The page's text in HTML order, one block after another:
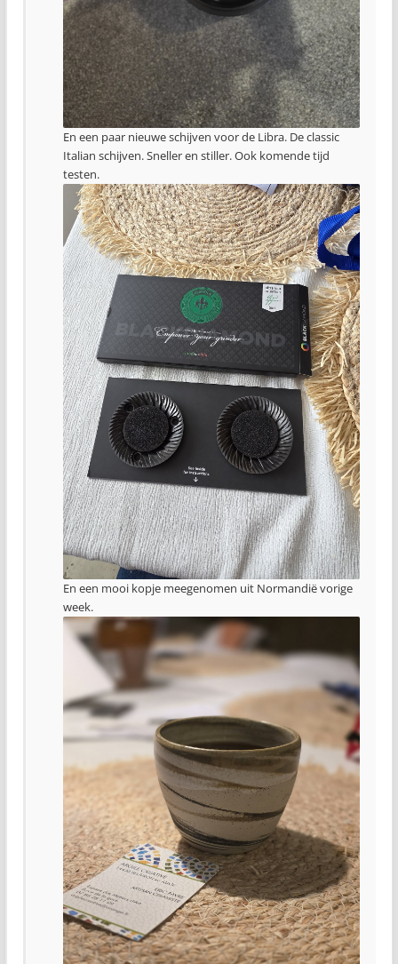
En een paar nieuwe schijven voor de Libra. De classic
Italian schijven. Sneller en stiller. Ook komende tijd
testen.
En een mooi kopje meegenomen uit Normandië vorige
week.